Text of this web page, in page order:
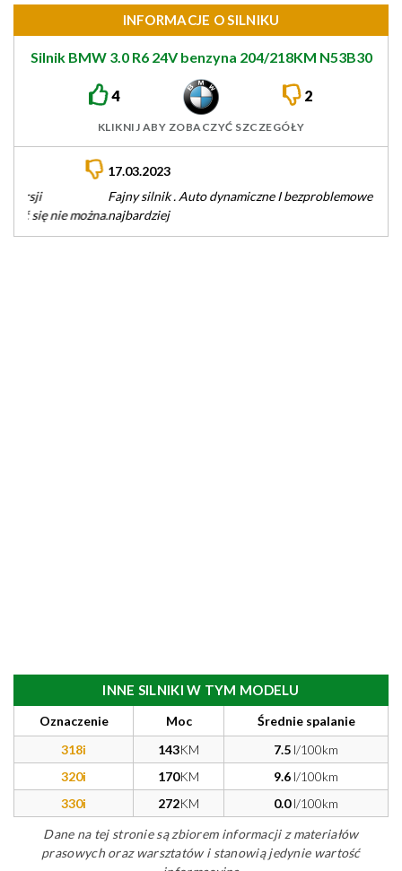
INFORMACJE O SILNIKU
Silnik BMW 3.0 R6 24V benzyna 204/218KM N53B30
4 2
KLIKNIJ ABY ZOBACZYĆ SZCZEGÓŁY
17.03.2023
Fajny silnik . Auto dynamiczne I bezproblemowe . Polecam jak
najbardziej
INNE SILNIKI W TYM MODELU
Oznaczenie Moc
Średnie spalanie
318i
143KM 7.5 l/100km
320i
170KM 9.6 l/100km
330i
272KM 0.0l/100km
Dane na tej stronie są zbiorem informacji z materiałów
prasowych oraz warsztatów i stanowią jedynie wartość